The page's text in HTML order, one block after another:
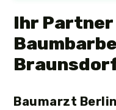
Ihr
Baumarzt Berlin